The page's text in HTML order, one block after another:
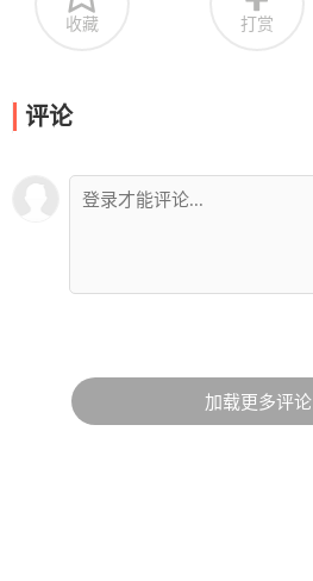
收藏 打赏
评论
加载更多评论